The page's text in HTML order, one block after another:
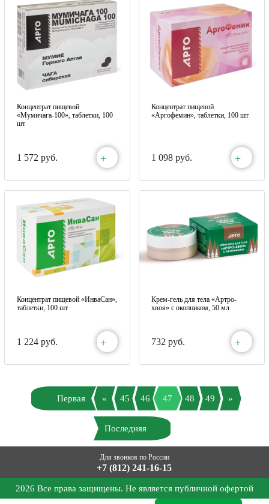
Концентрат пищевой
«Мумичага-100», таблетки, 100
шт
1 572 руб. +
Концентрат пищевой
«Аргофемин», таблетки, 100 шт
1 098 руб. +
Концентрат пищевой «ИнваСан»,
таблетки, 100 шт
1 224 руб. +
Крем-гель для тела «Артро-
хвоя» с окопником, 50 мл
732 руб. +
Первая « 45 46 47 48 49 »
Последняя
Для звонков по России
+7 (812) 241-16-15
2026 Все права защищены. Не является публичной офертой